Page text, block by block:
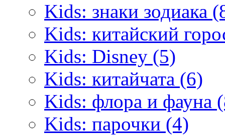
Kids: знаки зодиака
Kids: китайский
Kids: Disney (5)
Kids: китайчата (6)
Kids: флора и фауна
Kids: парочки (4)